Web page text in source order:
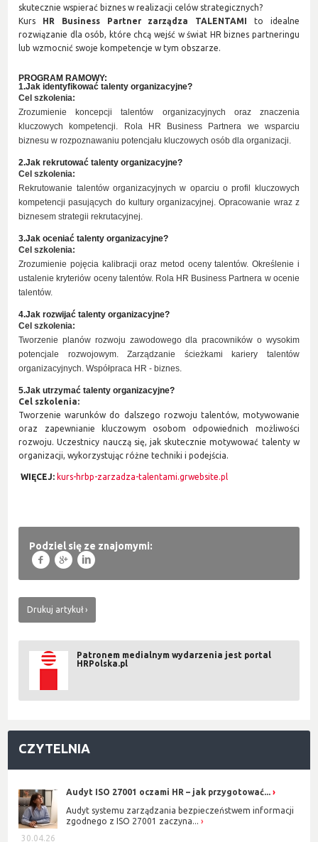
skutecznie wspierać biznes w realizacji celów strategicznych?
Kurs HR Business Partner zarządza TALENTAMI to idealne
rozwiązanie dla osób, które chcą wejść w świat HR biznes partneringu
lub wzmocnić swoje kompetencje w tym obszarze.
PROGRAM RAMOWY:
1.Jak identyfikować talenty organizacyjne?
Cel szkolenia:
Zrozumieniekoncepcji talentów organizacyjnych oraz znaczenia
kluczowych kompetencji. Rola HR Business Partnera we wsparciu
biznesu w rozpoznawaniu potencjału kluczowych osób dla organizacji.
2.Jak rekrutować talenty organizacyjne?
Cel szkolenia:
Rekrutowanie talentów organizacyjnych w oparciu o profil kluczowych
kompetencji pasujących do kultury organizacyjnej. Opracowanie wraz z
biznesem strategii rekrutacyjnej.
3.Jak oceniać talenty organizacyjne?
Cel szkolenia:
Zrozumienie pojęcia kalibracji oraz metod oceny talentów. Określenie i
ustalenie kryteriów oceny talentów. Rola HR Business Partnera w ocenie
talentów.
4.Jak rozwijać talenty organizacyjne?
Cel szkolenia:
Tworzenie planów rozwoju zawodowego dla pracowników o wysokim
potencjale rozwojowym. Zarządzanie ścieżkami kariery talentów
organizacyjnych. Współpraca HR - biznes.
5.Jak utrzymać talenty organizacyjne?
Cel szkolenia:
Tworzenie warunków do dalszego rozwoju talentów, motywowanie
oraz zapewnianie kluczowym osobom odpowiednich możliwości
rozwoju. Uczestnicy nauczą się, jak skutecznie motywować talenty w
organizacji, wykorzystując różne techniki i podejścia.
WIĘCEJ: kurs-hrbp-zarzadza-talentami.grwebsite.pl
Podziel się ze znajomymi:
f g l
Drukuj artykuł
Patronem medialnym wydarzenia jest portal
HRPolska.pl
CZYTELNIA
30.04.26
Audyt ISO 27001 oczami HR – jak przygotować...
Audyt systemu zarządzania bezpieczeństwem informacji
zgodnego z ISO 27001 zaczyna...